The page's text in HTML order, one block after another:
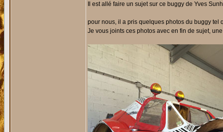
Il est allé faire un sujet sur ce buggy de Yves
pour nous, il a pris quelques photos du buggy tel
Je vous joints ces photos avec en fin de sujet,